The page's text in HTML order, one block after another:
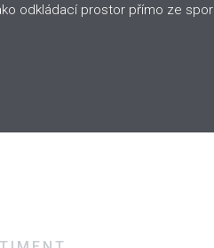
odkládací prostor přímo ze
kamene a objevte jednoduchý a